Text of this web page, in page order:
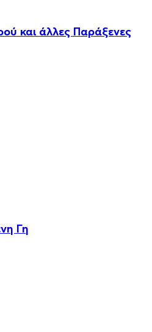
και άλλες Παράξενες
Γη